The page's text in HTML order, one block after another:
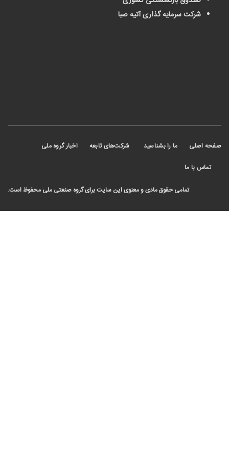
شرکت سرمایه گذاری آتیه صبا
اصلی ما را بشناسید شرکت‌های تابعه اخبار گروه ملی
با ما
تمامی حقوق مادی و معنوی این سایت برای گروه صنعتی ملی محفوظ است.